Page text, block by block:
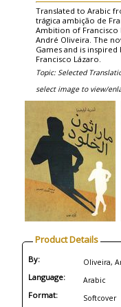
Translated to Arabic
trágica ambição de
Ambition of Francisco
André Oliveira. The
Games and is
Francisco Lázaro.
Topic: Selected
select image to view/
Product Details
By:
Language: Arabic
Format: Softcover